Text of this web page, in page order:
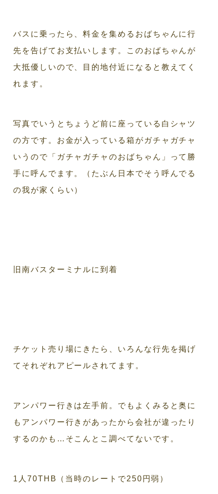
バスに乗ったら、料金を集めるおばちゃんに行
先を告げてお支払いします。このおばちゃんが
大抵優しいので、目的地付近になると教えてく
れます。
写真でいうとちょうど前に座っている白シャツ
の方です。お金が入っている箱がガチャガチャ
いうので「ガチャガチャのおばちゃん」って勝
手に呼んでます。（たぶん日本でそう呼んでる
の我が家くらい）
旧南バスターミナルに到着
チケット売り場にきたら、いろんな行先を掲げ
てそれぞれアピールされてます。
アンパワー行きは左手前。でもよくみると奥に
もアンパワー行きがあったから会社が違ったり
するのかも…そこんとこ調べてないです。
1人70THB（当時のレートで250円弱）